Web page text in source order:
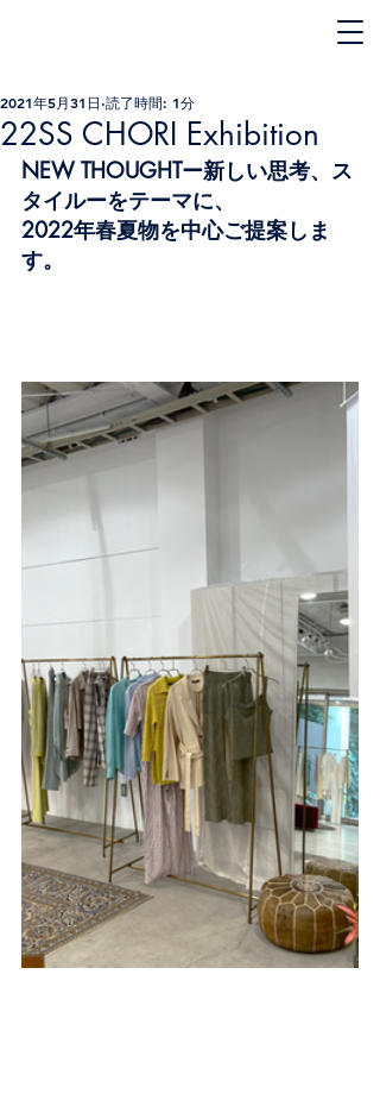
22SS CHORI Exhibition
2021年5月31日 読了時間: 1分
NEW THOUGHTー新しい思考、ス
タイルーをテーマに、
2022年春夏物を中心ご提案しま
す。